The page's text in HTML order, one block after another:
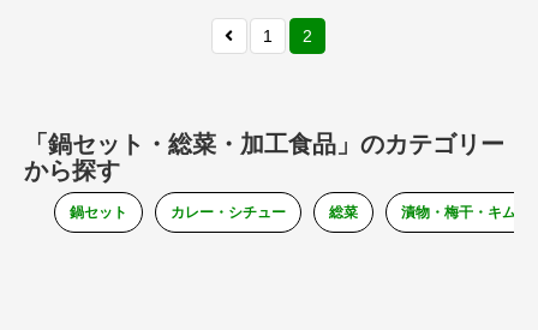
1 2
「鍋セット・総菜・加工食品」のカテゴリー
から探す
鍋セット カレー・シチュー 総菜 漬物・梅干・キムチ